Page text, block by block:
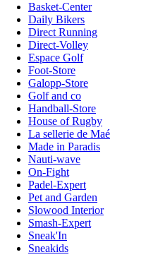
Basket-Center
Daily Bikers
Direct Running
Direct-Volley
Espace Golf
Foot-Store
Galopp-Store
Golf and co
Handball-Store
House of Rugby
La sellerie de Maé
Made in Paradis
Nauti-wave
On-Fight
Padel-Expert
Pet and Garden
Slowood Interior
Smash-Expert
Sneak'In
Sneakids